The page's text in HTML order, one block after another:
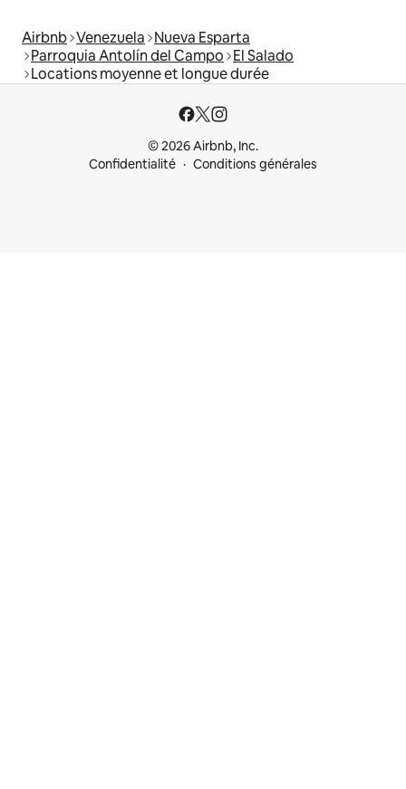
Airbnb Venezuela Nueva Esparta
Parroquia Antolín del Campo El Salado
Locations moyenne et longue durée
© 2026 Airbnb, Inc.
Confidentialité
Conditions générales